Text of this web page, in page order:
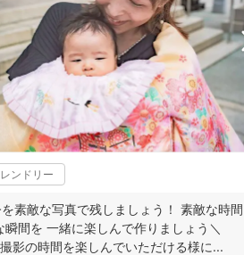
ンドリー
素敵な写真で残しましょう！ 素敵な時間
瞬間を 一緒に楽しんで作りましょう＼
影の時間を楽しんでいただける様に...